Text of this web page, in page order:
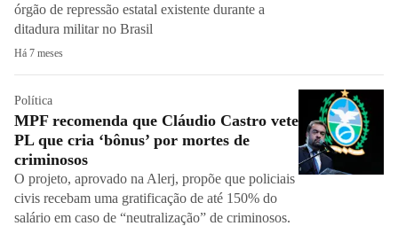
órgão de repressão estatal existente durante a
ditadura militar no Brasil
Há 7 meses
Política
MPF recomenda que Cláudio Castro vete
PL que cria ‘bônus’ por mortes de
criminosos
O projeto, aprovado na Alerj, propõe que policiais
civis recebam uma gratificação de até 150% do
salário em caso de “neutralização” de criminosos.